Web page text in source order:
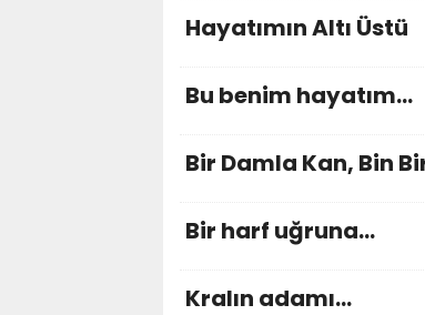
Hayatımın Altı Üstü
Bu benim hayatım...
Bir Damla Kan, Bin
Bir harf uğruna...
Kralın adamı...